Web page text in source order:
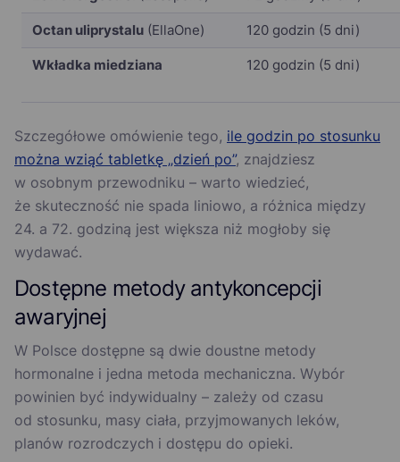
Octan uliprystalu (EllaOne) 120 godzin (5 dni)
Wkładka miedziana 120 godzin (5 dni)
Szczegółowe omówienie tego, ile godzin po stosunku
można wziąć tabletkę „dzień po”, znajdziesz
w osobnym przewodniku – warto wiedzieć,
że skuteczność nie spada liniowo, a różnica między
24. a 72. godziną jest większa niż mogłoby się
wydawać.
Dostępne metody antykoncepcji
awaryjnej
W Polsce dostępne są dwie doustne metody
hormonalne i jedna metoda mechaniczna. Wybór
powinien być indywidualny – zależy od czasu
od stosunku, masy ciała, przyjmowanych leków,
planów rozrodczych i dostępu do opieki.